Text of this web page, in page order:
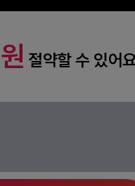
원 절약할 수 있어